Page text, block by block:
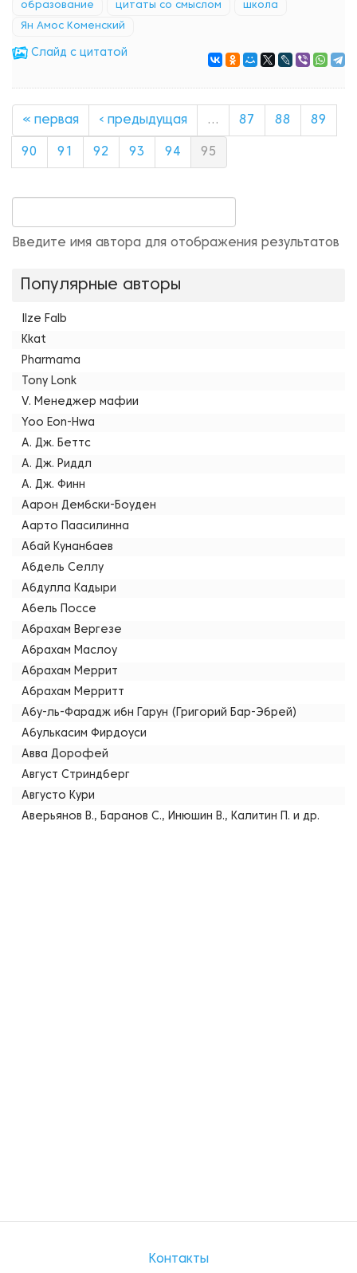
образование цитаты со смыслом школа
Ян Амос Коменский
Cлайд с цитатой
« первая ‹ предыдущая … 87 88 89
90 91 92 93 94 95
Введите имя автора для отображения результатов
Популярные авторы
Ilze Falb
Kkat
Pharmama
Tony Lonk
V. Менеджер мафии
Yoo Eon-Hwa
А. Дж. Беттс
А. Дж. Риддл
А. Дж. Финн
Аарон Дембски-Боуден
Аарто Паасилинна
Абай Кунанбаев
Абдель Селлу
Абдулла Кадыри
Абель Поссе
Абрахам Вергезе
Абрахам Маслоу
Абрахам Меррит
Абрахам Мерритт
Абу-ль-Фарадж ибн Гарун (Григорий Бар-Эбрей)
Абулькасим Фирдоуси
Авва Дорофей
Август Стриндберг
Августо Кури
Аверьянов В., Баранов С., Инюшин В., Калитин П. и др.
Контакты